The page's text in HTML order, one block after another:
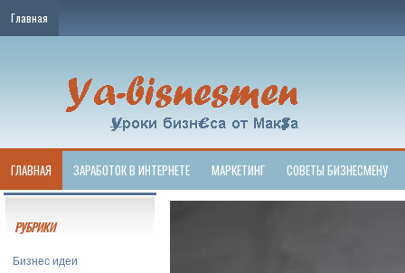
Главная
ГЛАВНАЯ ЗАРАБОТОК В ИНТЕРНЕТЕ МАРКЕТИНГ СОВЕТЫ БИЗНЕСМЕНУ
РУБРИКИ
Бизнес идеи